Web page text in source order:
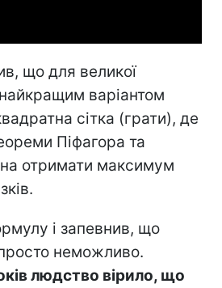
що для великої
найкращим варіантом
сітка (грати), де
Піфагора та
отримати максимум
і запевнив, що
неможливо.
людство вірило, що